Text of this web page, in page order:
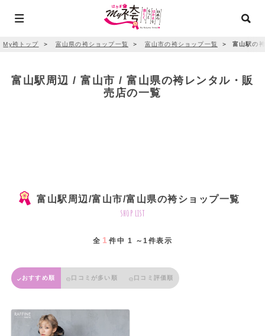
My袴トップ ＞ 富山県の袴ショップ一覧 ＞ 富山市の袴ショップ一覧 ＞ 富山駅の
富山駅周辺 / 富山市 / 富山県の袴レンタル・販
売店の一覧
富山駅周辺/富山市/富山県の袴ショップ一覧
shop list
全 1 件中 1 ～1件表示
おすすめ順 口コミが多い順 口コミ評価順